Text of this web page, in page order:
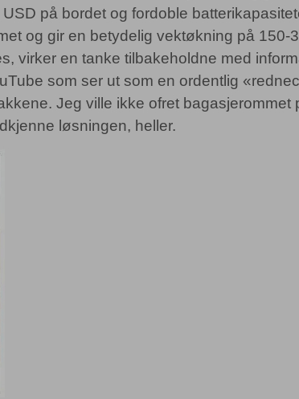
på bordet og fordoble
og gir en betydelig vektøkning på 150-
virker en tanke tilbakeholdne med
som ser ut som en ordentlig
Jeg ville ikke ofret bagasjerommet
løsningen, heller.